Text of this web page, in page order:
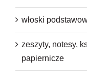
włoski
zeszyty, notesy,
papiernicze